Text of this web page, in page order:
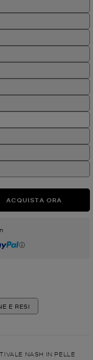
ACQUISTA ORA
E RESI
NASH IN PELLE